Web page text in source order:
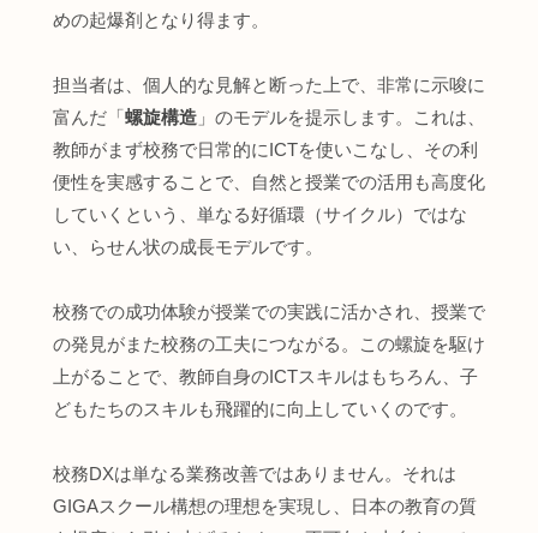
めの起爆剤となり得ます。
担当者は、個人的な見解と断った上で、非常に示唆に
富んだ「螺旋構造 」のモデルを提示します。これは、
教師がまず校務で日常的にICTを使いこなし、その利
便性を実感することで、自然と授業での活用も高度化
していくという、単なる好循環（サイクル）ではな
い、らせん状の成長モデルです。
校務での成功体験が授業での実践に活かされ、授業で
の発見がまた校務の工夫につながる。この螺旋を駆け
上がることで、教師自身のICTスキルはもちろん、子
どもたちのスキルも飛躍的に向上していくのです。
校務DXは単なる業務改善ではありません。それは
GIGAスクール構想の理想を実現し、日本の教育の質